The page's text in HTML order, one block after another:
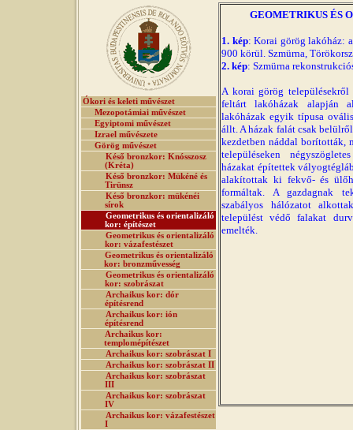
Ókori és keleti művészet
Mezopotámiai művészet
Egyiptomi művészet
Izrael művészete
Görög művészet
Késő bronzkor: Knósszosz
(Kréta)
Késő bronzkor: Mükéné és
Tirünsz
Késő bronzkor: mükénéi
sírok
Geometrikus és orientalizáló
kor: építészet
Geometrikus és orientalizáló
kor: vázafestészet
Geometrikus és orientalizáló
kor: bronzművesség
Geometrikus és orientalizáló
kor: szobrászat
Archaikus kor: dór
építésrend
Archaikus kor: ión
építésrend
Archaikus kor:
templomépítészet
Archaikus kor: szobrászat I
Archaikus kor: szobrászat II
Archaikus kor: szobrászat
III
Archaikus kor: szobrászat
IV
Archaikus kor: vázafestészet
I
GEOMETRIKUS ÉS
1. kép: Korai görög lakóház:
900 körül. Szmürna,
2. kép: Szmürna
A korai görög településekről
feltárt lakóházak alapján
lakóházak egyik típusa
állt. A házak falát csak
kezdetben náddal borították,
településeken
házakat építettek
alakítottak ki fekvő- és
formáltak. A gazdagnak
szabályos hálózatot
települést védő falakat
emelték.